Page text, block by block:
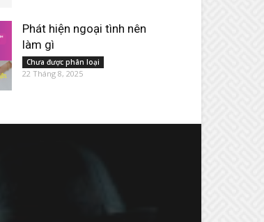
Phát hiện ngoại tình nên
làm gì
Chưa được phân loại
22 Tháng 8, 2025